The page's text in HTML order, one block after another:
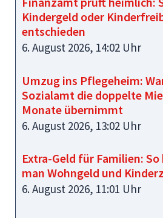
Kindergeld oder
entschieden
6. August 2026, 14:02 Uhr
Umzug ins Pflegeheim:
Sozialamt die doppelte
Monate übernimmt
6. August 2026, 13:02 Uhr
Extra-Geld für Familien:
man Wohngeld und
6. August 2026, 11:01 Uhr